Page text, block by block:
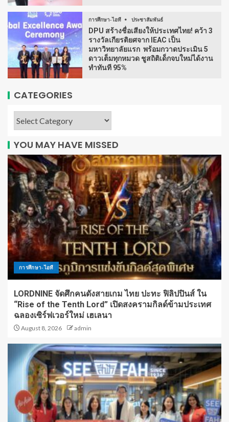
การศึกษา-ไอที ประชาสัมพันธ์
DPU สร้างชื่อเสียงให้ประเทศไทย! คว้า 3
รางวัลเกียรติยศจาก IEAC เป็น
มหาวิทยาลัยแรก พร้อมกวาดประเมิน 5
ดาวเต็มทุกหมวด ชูสถิติเด็กจบใหม่ได้งาน
ทำทันที 95%
CATEGORIES
YOU MAY HAVE MISSED
การศึกษา-ไอที
LORDNINE จัดศึกคนดังสายเกม ไทย ปะทะ ฟิลิปปินส์ ใน
“Rise of the Tenth Lord” เปิดสงครามกิลด์ข้ามประเทศ
ฉลองเซิร์ฟเวอร์ใหม่ เฮเลนา
August 8, 2026 admin